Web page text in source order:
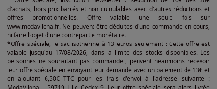
d'achats, hors prix barrés et non cumulables avec d'autres réductions et
offres promotionnelles. Offre valable une seule fois sur
www.modavilona.fr. Ne peuvent être déduites d'une commande en cours,
ni faire l'objet d'une contrepartie monétaire.
*Offre spéciale, le sac isotherme à 13 euros seulement : Cette offre est
valable jusqu'au 17/08/2026, dans la limite des stocks disponibles. Les
personnes ne souhaitant pas commander, peuvent néanmoins recevoir
leur offre spéciale en envoyant leur demande avec un paiement de 13€ et
en ajoutant 6,50€ TTC pour les frais d'envoi à l'adresse suivante :
ModaVilona – 59719 Lille Cedex 9. Leur offre spéciale sera alors livrée